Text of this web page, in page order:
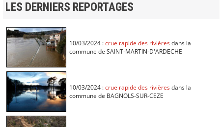
LES DERNIERS REPORTAGES
10/03/2024 :crue rapide des rivièresdans la
commune de SAINT-MARTIN-D'ARDECHE
10/03/2024 :crue rapide des rivièresdans la
commune de BAGNOLS-SUR-CEZE